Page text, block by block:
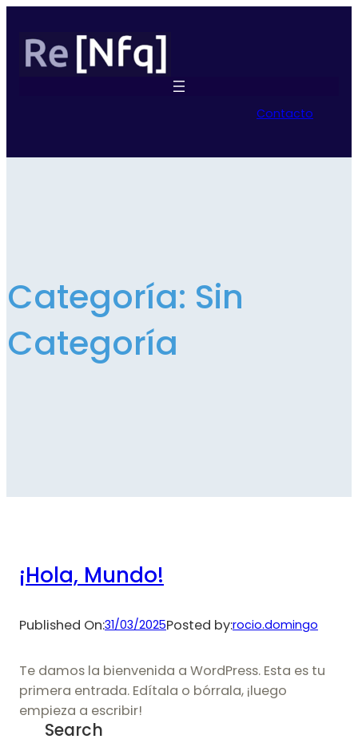
Contacto
Categoría: Sin
Categoría
¡Hola, Mundo!
Published On:31/03/2025Posted by:rocio.domingo
Te damos la bienvenida a WordPress. Esta es tu
primera entrada. Edítala o bórrala, ¡luego
empieza a escribir!
Search